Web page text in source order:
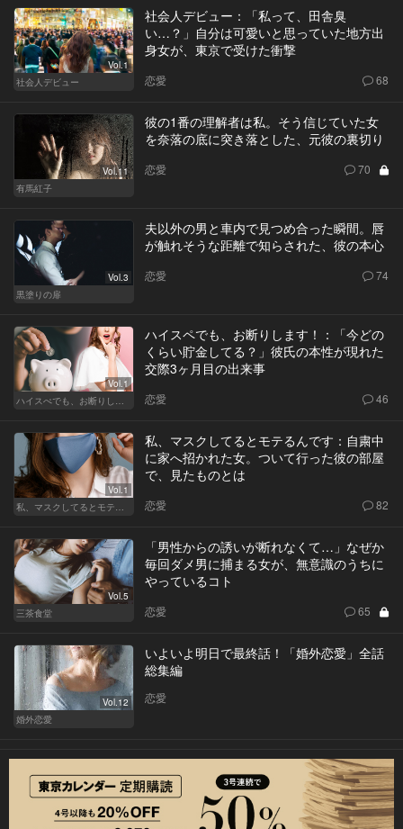
Vol.1
社会人デビュー
社会人デビュー：「私って、田舎臭
い…？」自分は可愛いと思っていた地方出
身女が、東京で受けた衝撃
恋愛 68
Vol.11
有馬紅子
彼の1番の理解者は私。そう信じていた女
を奈落の底に突き落とした、元彼の裏切り
恋愛 70
Vol.3
黒塗りの扉
夫以外の男と車内で見つめ合った瞬間。唇
が触れそうな距離で知らされた、彼の本心
恋愛 74
Vol.1
ハイスぺでも、お断りします！
ハイスペでも、お断りします！：「今どの
くらい貯金してる？」彼氏の本性が現れた
交際3ヶ月目の出来事
恋愛 46
Vol.1
私、マスクしてるとモテるんです
私、マスクしてるとモテるんです：自粛中
に家へ招かれた女。ついて行った彼の部屋
で、見たものとは
恋愛 82
Vol.5
三茶食堂
「男性からの誘いが断れなくて…」なぜか
毎回ダメ男に捕まる女が、無意識のうちに
やっているコト
恋愛 65
Vol.12
婚外恋愛
いよいよ明日で最終話！「婚外恋愛」全話
総集編
恋愛